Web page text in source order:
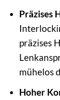
Präzises
präzises
mühelos
Hoher